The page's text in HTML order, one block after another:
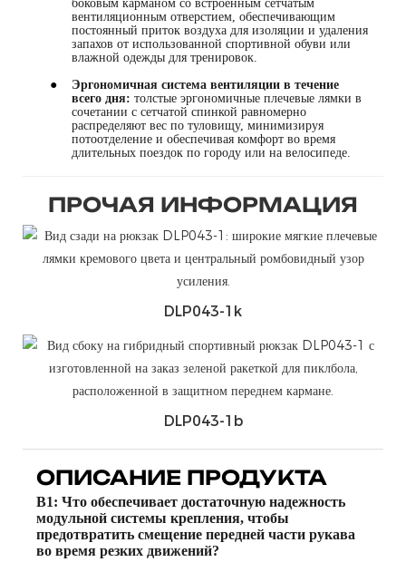
боковым карманом со встроенным сетчатым
вентиляционным отверстием, обеспечивающим
постоянный приток воздуха для изоляции и удаления
запахов от использованной спортивной обуви или
влажной одежды для тренировок.
●
Эргономичная система вентиляции в течение
всего дня: толстые эргономичные плечевые лямки в
сочетании с сетчатой ​​спинкой равномерно
распределяют вес по туловищу, минимизируя
потоотделение и обеспечивая комфорт во время
длительных поездок по городу или на велосипеде.
ПРОЧАЯ ИНФОРМАЦИЯ
DLP043-1k
DLP043-1b
ОПИСАНИЕ ПРОДУКТА
В1: Что обеспечивает достаточную надежность
модульной системы крепления, чтобы
предотвратить смещение передней части рукава
во время резких движений?